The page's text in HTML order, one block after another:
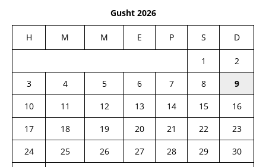
Gusht 2026
H M M E P S D
1
2
3
4 5 6 7 8
9
10
11 12 13 14 15
16
17
18 19 20 21 22
23
24
25 26 27 28 29
30